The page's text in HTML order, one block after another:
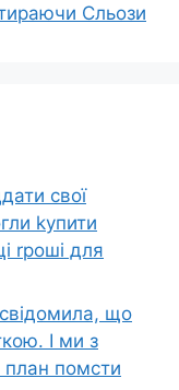
Сльози
свої
kупити
rроші для
що
І ми з
план помсти